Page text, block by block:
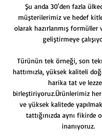
Şu anda 30'den fazla
müşterilerimiz ve hedef
olarak hazırlanmış
geliştirmeye
Türünün tek örneği, son
hattımızla, yüksek kaliteli
harika tat ve
birleştiriyoruz.Ürünlerimiz her
ve yüksek kalitede
tattığınızda aynı fikirde
inanıyoruz.